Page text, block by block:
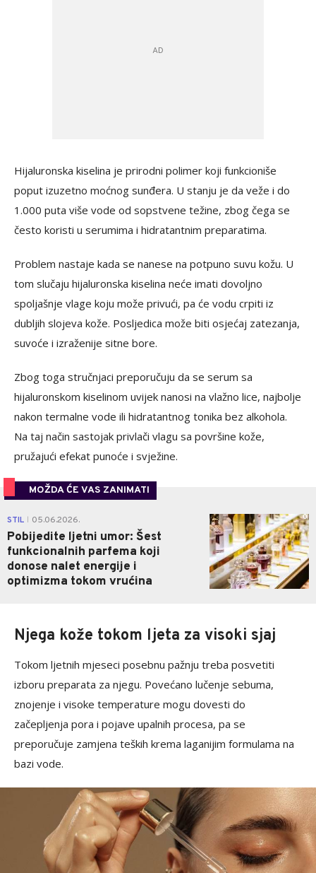
Hijaluronska kiselina je prirodni polimer koji funkcioniše
poput izuzetno moćnog sunđera. U stanju je da veže i do
1.000 puta više vode od sopstvene težine, zbog čega se
često koristi u serumima i hidratantnim preparatima.
Problem nastaje kada se nanese na potpuno suvu kožu. U
tom slučaju hijaluronska kiselina neće imati dovoljno
spoljašnje vlage koju može privući, pa će vodu crpiti iz
dubljih slojeva kože. Posljedica može biti osjećaj zatezanja,
suvoće i izraženije sitne bore.
Zbog toga stručnjaci preporučuju da se serum sa
hijaluronskom kiselinom uvijek nanosi na vlažno lice, najbolje
nakon termalne vode ili hidratantnog tonika bez alkohola.
Na taj način sastojak privlači vlagu sa površine kože,
pružajući efekat punoće i svježine.
MOŽDA ĆE VAS ZANIMATI
STIL 05.06.2026.
Pobijedite ljetni umor: Šest
funkcionalnih parfema koji
donose nalet energije i
optimizma tokom vrućina
0
Njega kože tokom ljeta za visoki sjaj
Tokom ljetnih mjeseci posebnu pažnju treba posvetiti
izboru preparata za njegu. Povećano lučenje sebuma,
znojenje i visoke temperature mogu dovesti do
začepljenja pora i pojave upalnih procesa, pa se
preporučuje zamjena teških krema laganijim formulama na
bazi vode.